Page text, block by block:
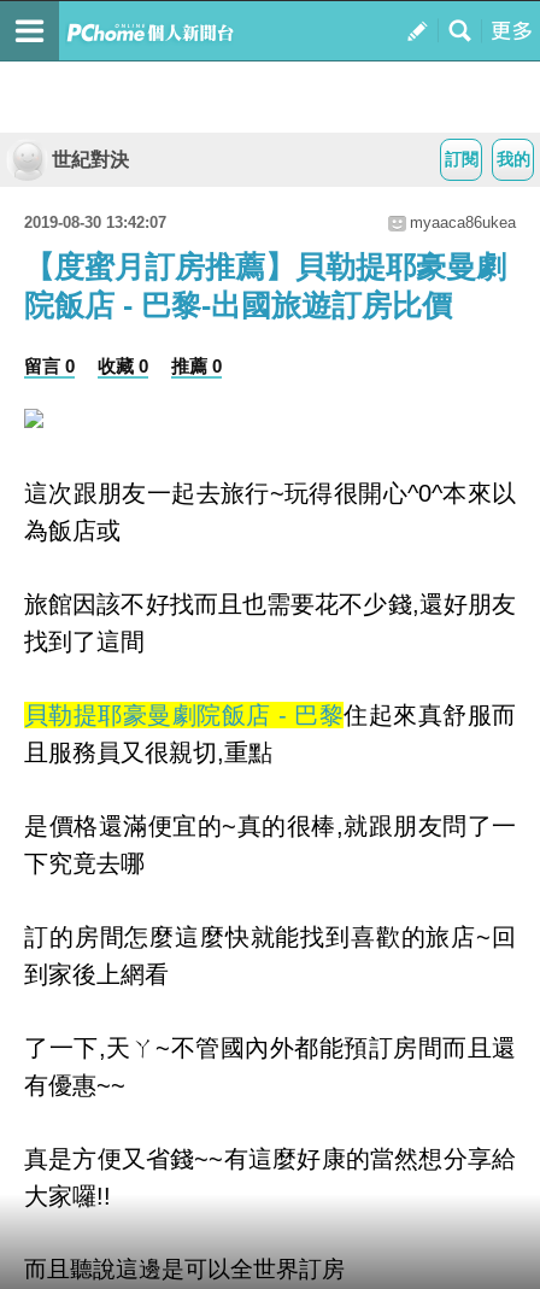
我的
訂閱
世紀對決
2019-08-30 13:42:07 myaaca86ukea
【度蜜月訂房推薦】貝勒提耶豪曼劇
院飯店 - 巴黎-出國旅遊訂房比價
留言 0 收藏 0 推薦 0
這次跟朋友一起去旅行~玩得很開心^0^本來以
為飯店或
旅館因該不好找而且也需要花不少錢,還好朋友
找到了這間
貝勒提耶豪曼劇院飯店 - 巴黎住起來真舒服而
且服務員又很親切,重點
是價格還滿便宜的~真的很棒,就跟朋友問了一
下究竟去哪
訂的房間怎麼這麼快就能找到喜歡的旅店~回
到家後上網看
了一下,天ㄚ~不管國內外都能預訂房間而且還
有優惠~~
真是方便又省錢~~有這麼好康的當然想分享給
大家囉!!
而且聽說這邊是可以全世界訂房